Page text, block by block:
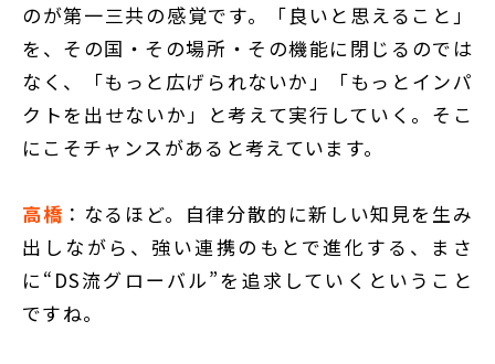
のが第一三共の感覚です。「良いと思えること」
を、その国・その場所・その機能に閉じるのでは
なく、「もっと広げられないか」「もっとインパ
クトを出せないか」と考えて実行していく。そこ
にこそチャンスがあると考えています。
高橋 ：なるほど。自律分散的に新しい知見を生み
出しながら、強い連携のもとで進化する、まさ
に“DS流グローバル”を追求していくということ
ですね。